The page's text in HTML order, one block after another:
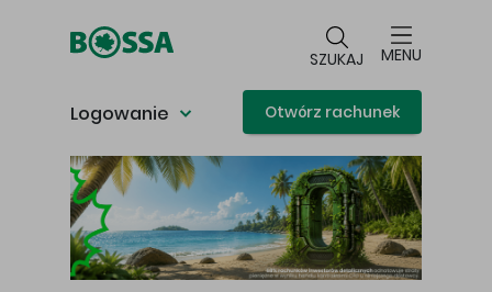
SZUKAJ MENU
Logowanie Otwórz rachunek
Główna treść